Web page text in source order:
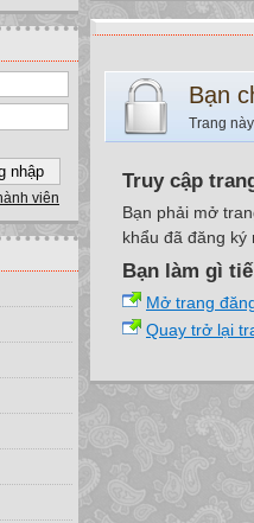
viên
Bạn
Trang
Truy cập
Bạn phải mở
khẩu đã đăng
Bạn làm gì
Mở trang
Quay trở lại